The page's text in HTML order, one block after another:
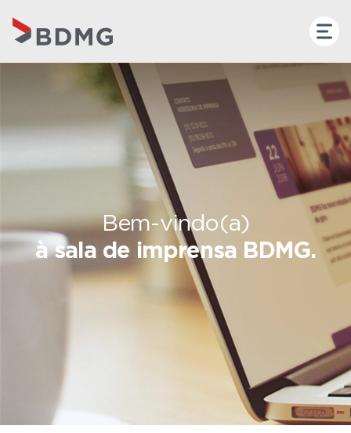
Bem-vindo(a)
à sala de imprensa BDMG.